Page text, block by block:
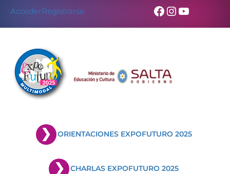
AccederRegistrarse Facebook
Instagram
YouTube
ORIENTACIONES EXPOFUTURO 2025
CHARLAS EXPOFUTURO 2025